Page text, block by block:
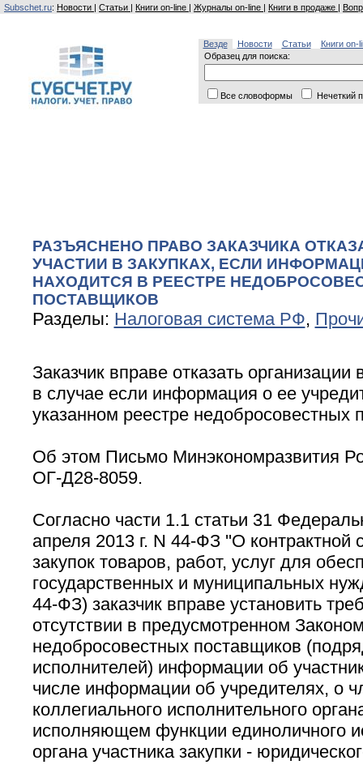
Subschet.ru: Новости | Статьи | Книги on-line | Журналы on-line | Книги в продаже |
Везде Новости Статьи
Книги on-
Образец для поиска:
Все словоформы Нечеткий
РАЗЪЯСНЕНО ПРАВО ЗАКАЗЧИКА
УЧАСТИИ В ЗАКУПКАХ, ЕСЛИ
НАХОДИТСЯ В РЕЕСТРЕ
ПОСТАВЩИКОВ
Разделы: Налоговая система РФ,
Заказчик вправе отказать организации
в случае если информация о ее
указанном реестре недобросовестных
Об этом Письмо Минэкономразвития
ОГ-Д28-8059.
Согласно части 1.1 статьи 31
апреля 2013 г. N 44-ФЗ ''О контрактной
закупок товаров, работ, услуг для
государственных и муниципальных
44-ФЗ) заказчик вправе установить
отсутствии в предусмотренном
недобросовестных поставщиков
исполнителей) информации об
числе информации об учредителях, о
коллегиального исполнительного
исполняющем функции единоличного
органа участника закупки -